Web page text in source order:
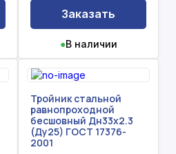
Заказать
●В наличии
Тройник стальной
равнопроходной
бесшовный Дн33х2.3
(Ду25) ГОСТ 17376-
2001